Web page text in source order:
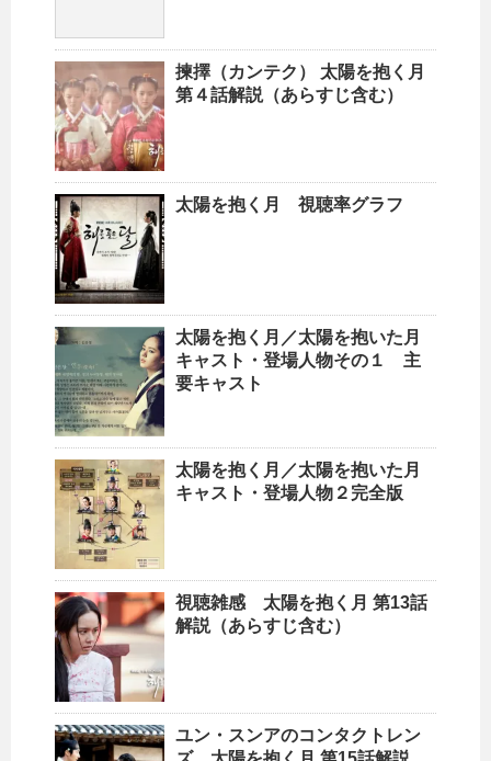
揀擇（カンテク） 太陽を抱く月
第４話解説（あらすじ含む）
太陽を抱く月 視聴率グラフ
太陽を抱く月／太陽を抱いた月
キャスト・登場人物その１ 主
要キャスト
太陽を抱く月／太陽を抱いた月
キャスト・登場人物２完全版
視聴雑感 太陽を抱く月 第13話
解説（あらすじ含む）
ユン・スンアのコンタクトレン